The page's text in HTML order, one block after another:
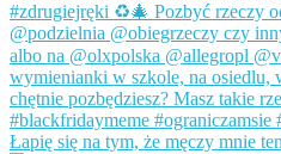
Łapię się na tym, że męczy mnie